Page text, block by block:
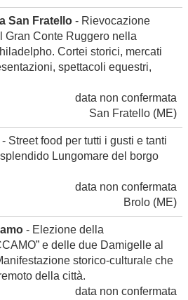
San Fratello - Rievocazione
Gran Conte Ruggero nella
Cortei storici, mercati
spettacoli equestri,
data non confermata
San Fratello (ME)
- Street food per tutti i gusti e tanti
Lungomare del borgo
data non confermata
Brolo (ME)
- Elezione della
e delle due Damigelle al
storico-culturale che
della città.
data non confermata